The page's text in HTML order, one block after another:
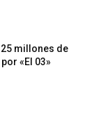
millones de
«El 03»